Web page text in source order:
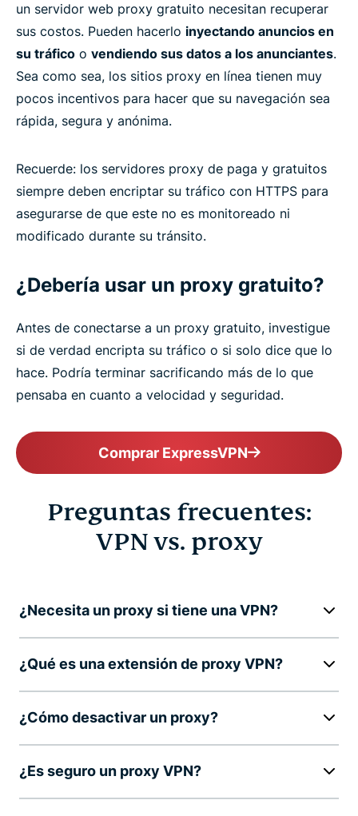
un servidor web proxy gratuito necesitan recuperar
sus costos. Pueden hacerlo inyectando anuncios en
su tráfico o vendiendo sus datos a los anunciantes.
Sea como sea, los sitios proxy en línea tienen muy
pocos incentivos para hacer que su navegación sea
rápida, segura y anónima.
Recuerde: los servidores proxy de paga y gratuitos
siempre deben encriptar su tráfico con HTTPS para
asegurarse de que este no es monitoreado ni
modificado durante su tránsito.
¿Debería usar un proxy gratuito?
Antes de conectarse a un proxy gratuito, investigue
si de verdad encripta su tráfico o si solo dice que lo
hace. Podría terminar sacrificando más de lo que
pensaba en cuanto a velocidad y seguridad.
Comprar ExpressVPN
Preguntas frecuentes:
VPN vs. proxy
¿Necesita un proxy si tiene una VPN?
¿Qué es una extensión de proxy VPN?
¿Cómo desactivar un proxy?
¿Es seguro un proxy VPN?